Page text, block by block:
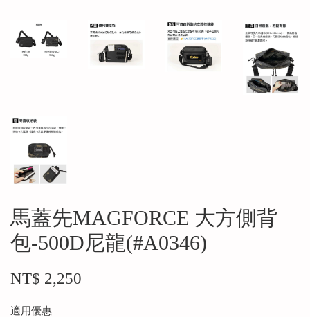
馬蓋先MAGFORCE 大方側背
包-500D尼龍(#A0346)
NT$ 2,250
適用優惠